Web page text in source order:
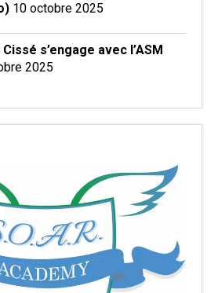
10 octobre 2025
s’engage avec l’ASM
2025